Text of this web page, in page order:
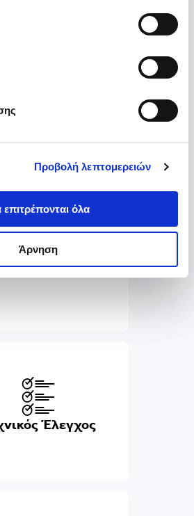
έχουν συλλέξει σε σχέση με
των υπηρεσιών τους.
Προβολή λεπτομερειών
επιτρέπονται όλα
Άρνηση
Premium
Μηχανής
Έλεγχος